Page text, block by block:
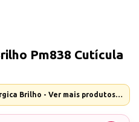
Pm838 Cutícula
Metalurgica Brilho - Ver mais produtos desta marca